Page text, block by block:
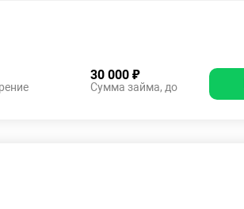
30 000 ₽
Сумма займа, до